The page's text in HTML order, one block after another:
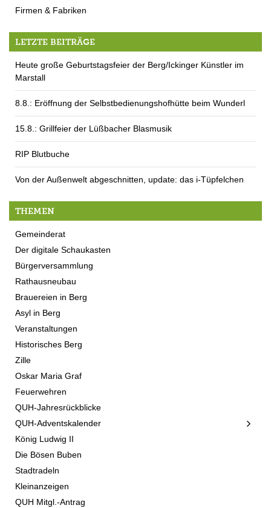
Firmen & Fabriken
LETZTE BEITRÄGE
Heute große Geburtstagsfeier der Berg/Ickinger Künstler im
Marstall
8.8.: Eröffnung der Selbstbedienungshofhütte beim Wunderl
15.8.: Grillfeier der Lüßbacher Blasmusik
RIP Blutbuche
Von der Außenwelt abgeschnitten, update: das i-Tüpfelchen
THEMEN
Gemeinderat
Der digitale Schaukasten
Bürgerversammlung
Rathausneubau
Brauereien in Berg
Asyl in Berg
Veranstaltungen
Historisches Berg
Zille
Oskar Maria Graf
Feuerwehren
QUH-Jahresrückblicke
QUH-Adventskalender
König Ludwig II
Die Bösen Buben
Stadtradeln
Kleinanzeigen
QUH Mitgl.-Antrag